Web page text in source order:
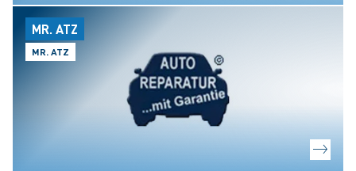
MR. ATZ
MR. ATZ